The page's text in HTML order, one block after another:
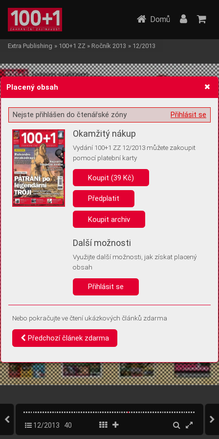
Žádost o souhlas s ukládáním volitelných informací
Pro základní fungování webu nepotřebujeme ukládat žádné informace
(tzv. cookies apod.). Rádi bychom vás ale požádali o souhlas s
uložením volitelných informací:
Anonymní unikátní ID
Díky němu příště poznáme, že se jedná o stejné zařízení, a
Identifikátor je zcela anonymní.
Vaše souhlasy a odmítnutí si ukládáme do vašeho zařízení, abychom se
vás už příště znovu neptali. Můžete je kdykoli později upravit ve Správě
Domů
Extra Publishing » 100+1 ZZ » Ročník 2013 » 12/2013
12/2013 40
Placený obsah
Přihlásit se
Nejste přihlášen do čtenářské zóny
Okamžitý nákup
Vydání 100+1 ZZ 12/2013 můžete zakoupit
pomocí platební karty
Koupit (39 Kč)
Předplatit
Koupit archiv
Další možnosti
Využijte další možnosti, jak získat placený
obsah
Přihlásit se
Nebo pokračujte ve čtení ukázkových článků zdarma
Předchozí článek zdarma